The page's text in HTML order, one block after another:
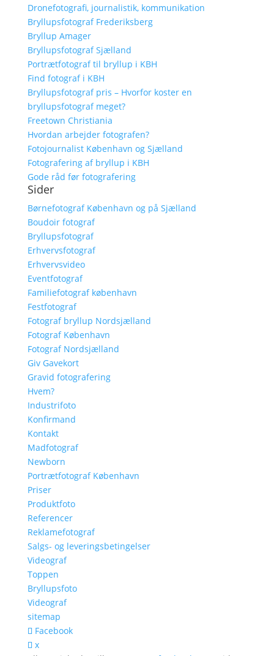
Dronefotografi, journalistik, kommunikation
Bryllupsfotograf Frederiksberg
Bryllup Amager
Bryllupsfotograf Sjælland
Portrætfotograf til bryllup i KBH
Find fotograf i KBH
Bryllupsfotograf pris – Hvorfor koster en
bryllupsfotograf meget?
Freetown Christiania
Hvordan arbejder fotografen?
Fotojournalist København og Sjælland
Fotografering af bryllup i KBH
Gode råd før fotografering
Sider
Børnefotograf København og på Sjælland
Boudoir fotograf
Bryllupsfotograf
Erhvervsfotograf
Erhvervsvideo
Eventfotograf
Familiefotograf københavn
Festfotograf
Fotograf bryllup Nordsjælland
Fotograf København
Fotograf Nordsjælland
Giv Gavekort
Gravid fotografering
Hvem?
Industrifoto
Konfirmand
Kontakt
Madfotograf
Newborn
Portrætfotograf København
Priser
Produktfoto
Referencer
Reklamefotograf
Salgs- og leveringsbetingelser
Videograf
Toppen
Bryllupsfoto
Videograf
sitemap
Facebook
x